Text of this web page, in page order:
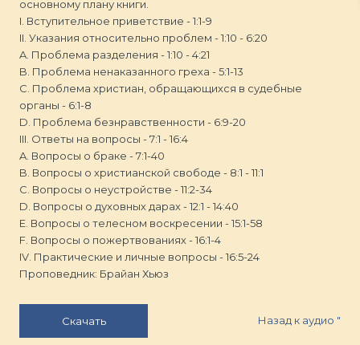
основному плану книги.
I. Вступительное приветствие - 1:1-9
II. Указания относительно проблем - 1:10 - 6:20
A. Проблема разделения - 1:10 - 4:21
B. Проблема ненаказанного греха - 5:1-13
C. Проблема христиан, обращающихся в судебные
органы - 6:1-8
D. Проблема безнравственности - 6:9-20
III. Ответы на вопросы - 7:1 - 16:4
A. Вопросы о браке - 7:1-40
B. Вопросы о христианской свободе - 8:1 - 11:1
C. Вопросы о неустройстве - 11:2-34
D. Вопросы о духовных дарах - 12:1 - 14:40
E. Вопросы о телесном воскресении - 15:1-58
F. Вопросы о пожертвованиях - 16:1-4
IV. Практические и личные вопросы - 16:5-24
Проповедник: Брайан Хьюз
Скачать Назад к аудио "